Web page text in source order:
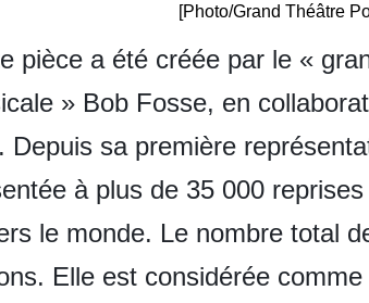
[Photo/Grand Théâtre
pièce a été créée par le «
» Bob Fosse, en
Depuis sa première
à plus de 35 000
le monde. Le nombre total
Elle est considérée